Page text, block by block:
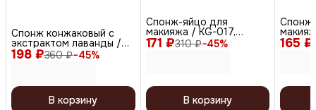
198 ₽360 ₽−45%
Спонж конжаковый с
экстрактом лаванды /
KG-006, круг
В корзину
171 ₽310 ₽−45%
Спонж-яйцо для
макияжа / KG-017,
фиолетовый
В корзину
165 ₽